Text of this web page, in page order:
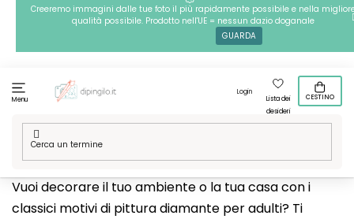
Passa
contenuto
Creeremo immagini dalle tue foto il più rapidamente possibile e nella
qualità possibile. Prodotto nell'UE = nessun dazio doganale
GUARDA
Menu
Login
Lista dei
desideri
CESTINO
Casa
Tecniche / Pittura diamante
Vuoi decorare il tuo ambiente o la tua casa con i
classici motivi di pittura diamante per adulti? Ti